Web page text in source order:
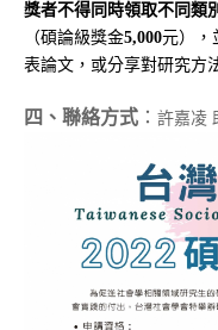
獎者不得同時領取不同類別
（碩論級獎金5,000元），
表論文，或分享對研究方
四、聯絡方式 ： 許嘉凌